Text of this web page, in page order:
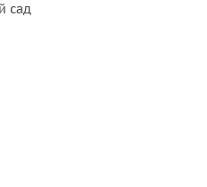
силе духа и единстве нашего
сад